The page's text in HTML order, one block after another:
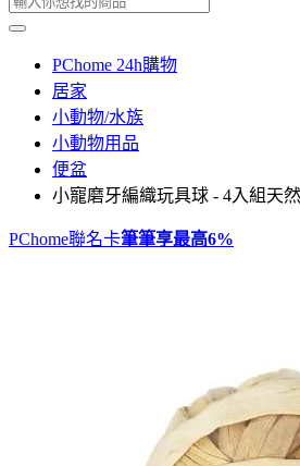
PChome 24h購物
居家
小動物/水族
小動物用品
便盆
小寵磨牙編織玩具球 - 4入組天
PChome聯名卡筆筆享最高6%